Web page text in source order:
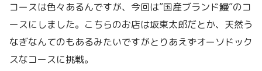
コースは色々あるんですが、今回は”国産ブランド鰻”のコ
ースにしました。こちらのお店は坂東太郎だとか、天然う
なぎなんてのもあるみたいですがとりあえずオーソドック
スなコースに挑戦。